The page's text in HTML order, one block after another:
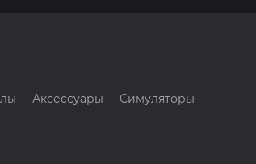
Аксессуары
Симуляторы